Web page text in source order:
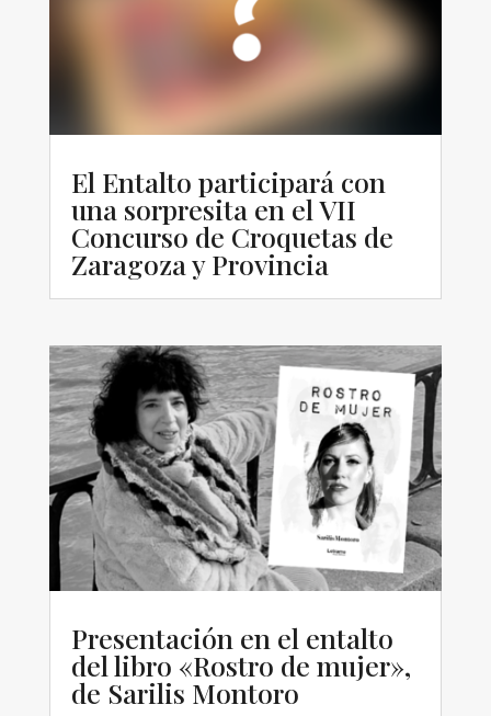
El Entalto participará con
una sorpresita en el VII
Concurso de Croquetas de
Zaragoza y Provincia
Presentación en el entalto
del libro «Rostro de mujer»,
de Sarilis Montoro